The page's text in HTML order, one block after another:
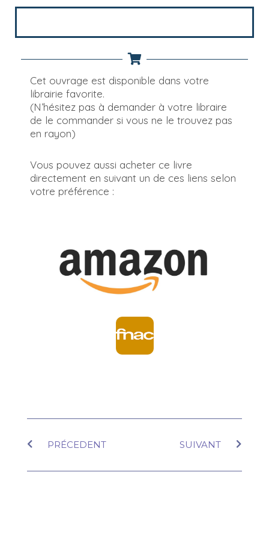
Cet ouvrage est disponible dans votre
librairie favorite.
(N’hésitez pas à demander à votre libraire
de le commander si vous ne le trouvez pas
en rayon)
Vous pouvez aussi acheter ce livre
directement en suivant un de ces liens selon
votre préférence :
PRÉCEDENT SUIVANT